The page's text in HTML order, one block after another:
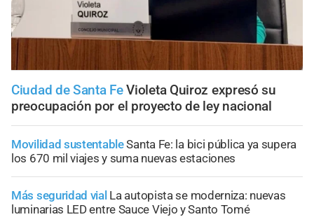
Ciudad de Santa Fe Violeta Quiroz expresó su
preocupación por el proyecto de ley nacional
Movilidad sustentableSanta Fe: la bici pública ya supera
los 670 mil viajes y suma nuevas estaciones
Más seguridad vial La autopista se moderniza: nuevas
luminarias LED entre Sauce Viejo y Santo Tomé